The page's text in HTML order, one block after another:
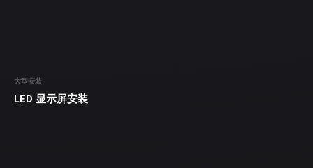
大型安装
LED 显示屏安装